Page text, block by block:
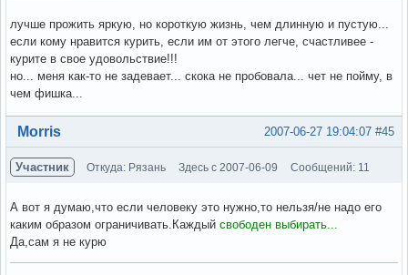
лучше прожить яркую, но короткую жизнь, чем длинную и пустую...
если кому нравится курить, если им от этого легче, счастливее -
курите в свое удовольствие!!!
но... меня как-то не задевает... скока не пробовала... чет не пойму, в
чем фишка...
Вне форума #45
2007-06-27 19:04:07
Morris
Участник Откуда: Рязань Здесь с 2007-06-09 Сообщений: 11
А вот я думаю,что если человеку это нужно,то нельзя/не надо его
каким образом ограничивать.Каждый свободен выбирать...
Да,сам я не курю